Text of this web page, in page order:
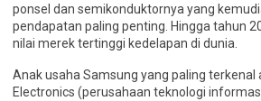
ponsel dan semikonduktornya yang
pendapatan paling penting. Hingga tahun
nilai merek tertinggi kedelapan di dunia.
Anak usaha Samsung yang paling terkenal
Electronics (perusahaan teknologi